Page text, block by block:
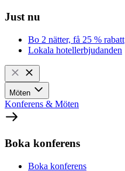
Just nu
Bo 2 nätter, få 25 % rabatt
Lokala hotellerbjudanden
Möten
Konferens & Möten
Boka konferens
Boka konferens